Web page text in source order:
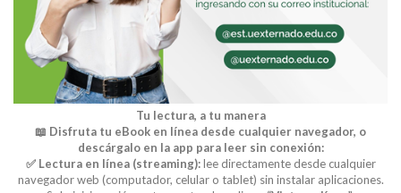
Tu lectura, a tu manera
📖 Disfruta tu eBook en línea desde cualquier navegador, o
descárgalo en la app para leer sin conexión:
✅ Lectura en línea (streaming):lee directamente desde cualquier
navegador web (computador, celular o tablet) sin instalar aplicaciones.